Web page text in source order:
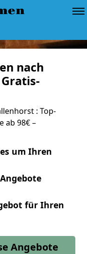
nach
: Top-
ab 98€ –
um Ihren
für Ihren
Angebote